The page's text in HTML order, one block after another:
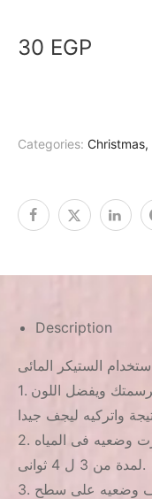
30 EGP
Categories: Christmas,
Description
1. ضعى اللون المناسب ليكون خلفية لرسمتك ويفضل اللون
2. قومى بقص الجزء المطلوب من الكارت وضعيه فى المياه
لمدة من 3 ل 4 ثوانى.
3. اسحبى الصورة من الورقة بلطف وضعيه على سطح